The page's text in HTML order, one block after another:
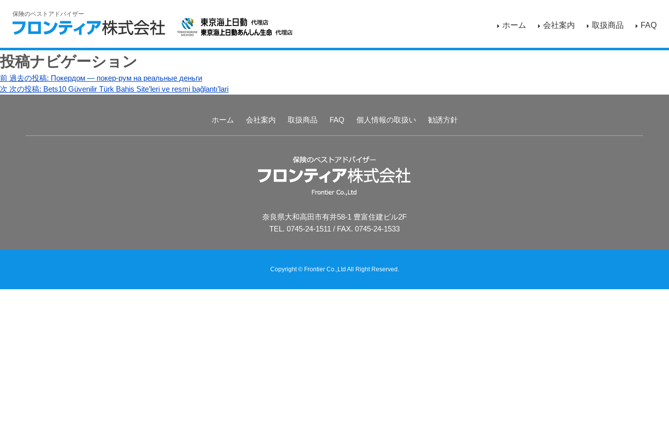
保険のベストアドバイザー
ホーム 会社案内 取扱商品 FAQ
投稿ナビゲーション
前 過去の投稿: Покердом — покер-рум на реальные деньги
次 次の投稿: Bets10 Güvenilir Türk Bahis Site’leri ve resmi bağlantı’lari
ホーム 会社案内 取扱商品 FAQ 個人情報の取扱い 勧誘方針
奈良県大和高田市有井58-1 豊富住建ビル2F
TEL. 0745-24-1511 / FAX. 0745-24-1533
Copyright © Frontier Co.,Ltd All Right Reserved.